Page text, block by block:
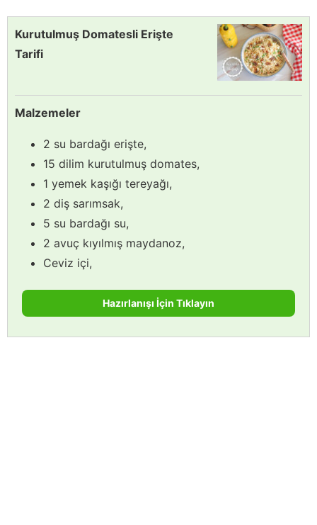
Kurutulmuş Domatesli Erişte
Tarifi
Malzemeler
2 su bardağı erişte,
15 dilim kurutulmuş domates,
1 yemek kaşığı tereyağı,
2 diş sarımsak,
5 su bardağı su,
2 avuç kıyılmış maydanoz,
Ceviz içi,
Hazırlanışı İçin Tıklayın